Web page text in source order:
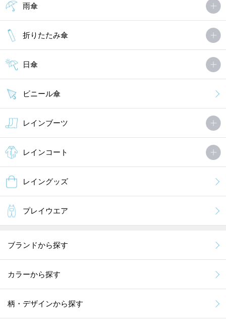
hana466さん
非公開 投稿日：2013年06月03日
小夜子たんさん
3歳の息子へ購入しました。とっても可愛い柄ですが、あまり使う
機会がなく残念です。私が使いたいくらい可愛い。
雨傘
折りたたみ傘
日傘
ビニール傘
レインブーツ
レインコート
レイングッズ
プレイウエア
ブランドから探す
カラーから探す
柄・デザインから探す